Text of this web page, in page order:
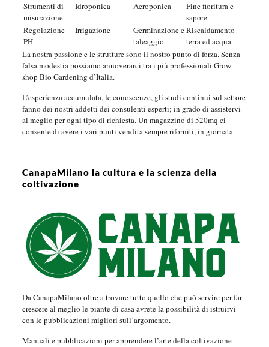
Strumenti di
misurazione
Idroponica Aeroponica
Fine fioritura e
sapore
Regolazione
PH
Irrigazione
Germinazione e
taleaggio
Riscaldamento
terra ed acqua
La nostra passione e le strutture sono il nostro punto di forza. Senza
falsa modestia possiamo annoverarci tra i più professionali Grow
shop Bio Gardening d’Italia.
L’esperienza accumulata, le conoscenze, gli studi continui sul settore
fanno dei nostri addetti dei consulenti esperti; in grado di assistervi
al meglio per ogni tipo di richiesta. Un magazzino di 520mq ci
consente di avere i vari punti vendita sempre riforniti, in giornata.
CanapaMilano la cultura e la scienza della
coltivazione
Da CanapaMilano oltre a trovare tutto quello che può servire per far
crescere al meglio le piante di casa avrete la possibilità di istruirvi
con le pubblicazioni migliori sull’argomento.
Manuali e pubblicazioni per apprendere l’arte della coltivazione